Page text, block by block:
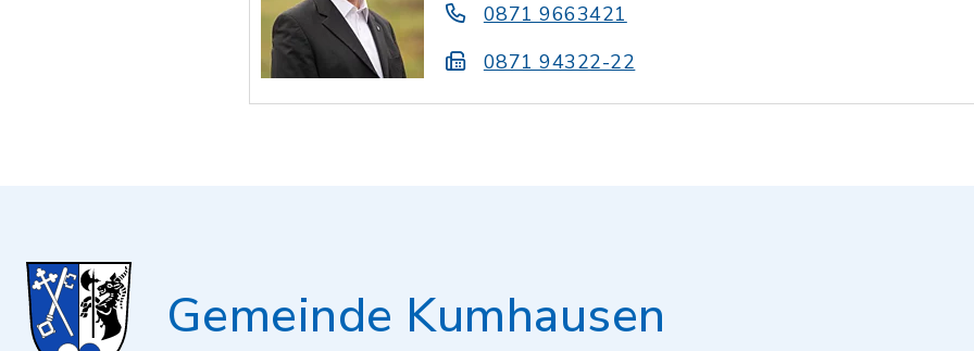
0871 9663421
0871 94322-22
Gemeinde Kumhausen